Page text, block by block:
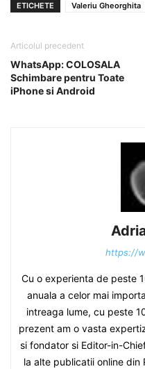
ETICHETE Valeriu Gheorghita
Articolul precedent
WhatsApp: COLOSALA
Schimbare pentru Toate
iPhone si Android
https://
Cu o experienta de peste
anuala a celor mai
intreaga lume, cu peste
prezent am o vasta
si fondator si Editor-in-
la alte publicatii online din